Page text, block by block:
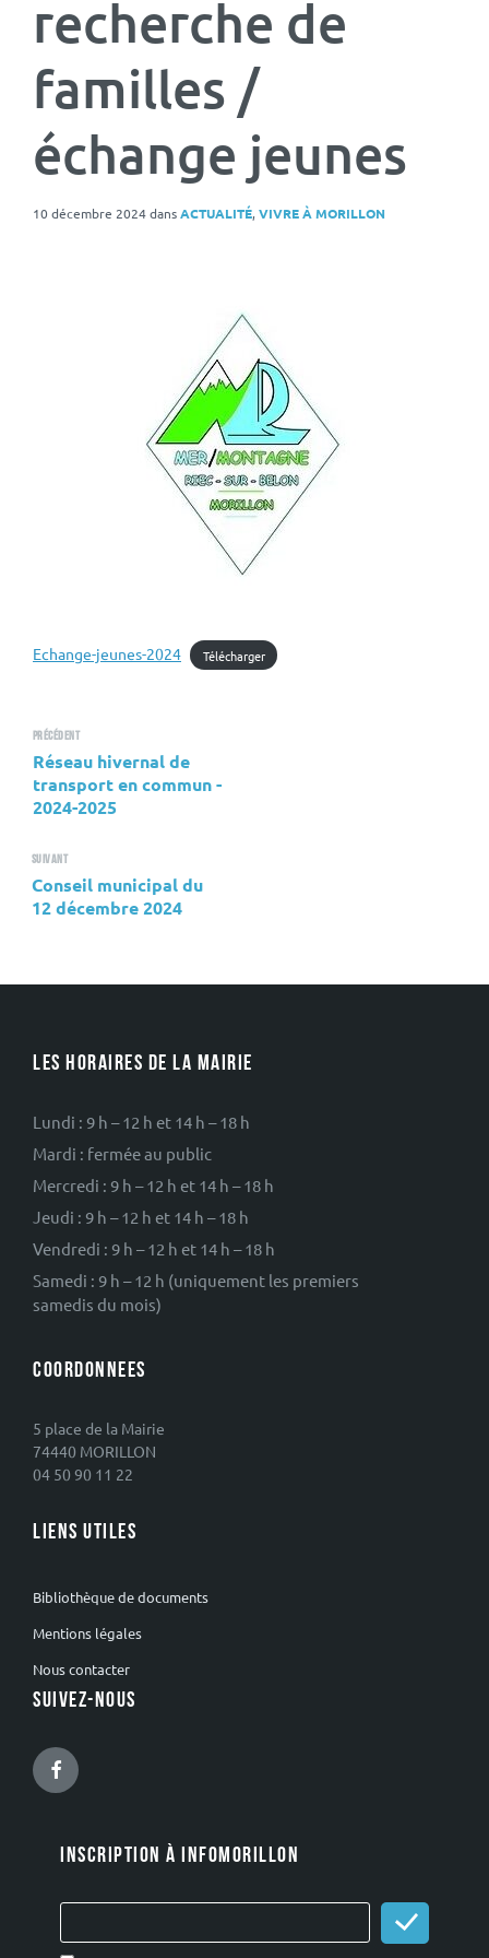
recherche de
familles /
échange jeunes
10 décembre 2024dansACTUALITÉ, VIVRE À MORILLON
Echange-jeunes-2024 Télécharger
Précédent
Réseau hivernal de
transport en commun -
2024-2025
Suivant
Conseil municipal du
12 décembre 2024
LES HORAIRES DE LA MAIRIE
Lundi : 9 h – 12 h et 14 h – 18 h
Mardi : fermée au public
Mercredi : 9 h – 12 h et 14 h – 18 h
Jeudi : 9 h – 12 h et 14 h – 18 h
Vendredi : 9 h – 12 h et 14 h – 18 h
Samedi : 9 h – 12 h (uniquement les premiers
samedis du mois)
COORDONNEES
5 place de la Mairie
74440 MORILLON
04 50 90 11 22
LIENS UTILES
Bibliothèque de documents
Mentions légales
Nous contacter
SUIVEZ-NOUS
Facebook
INSCRIPTION À INFOMORILLON